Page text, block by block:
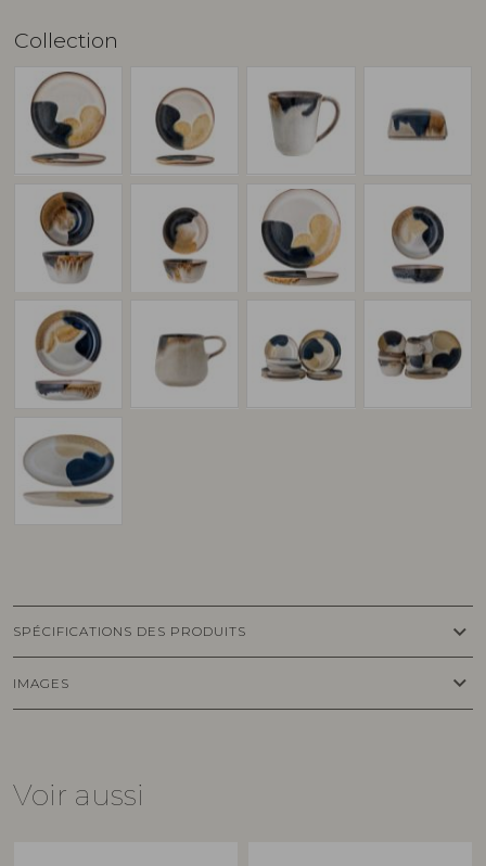
Collection
SPÉCIFICATIONS DES PRODUITS keyboard_arrow_down
IMAGES keyboard_arrow_down
Voir aussi